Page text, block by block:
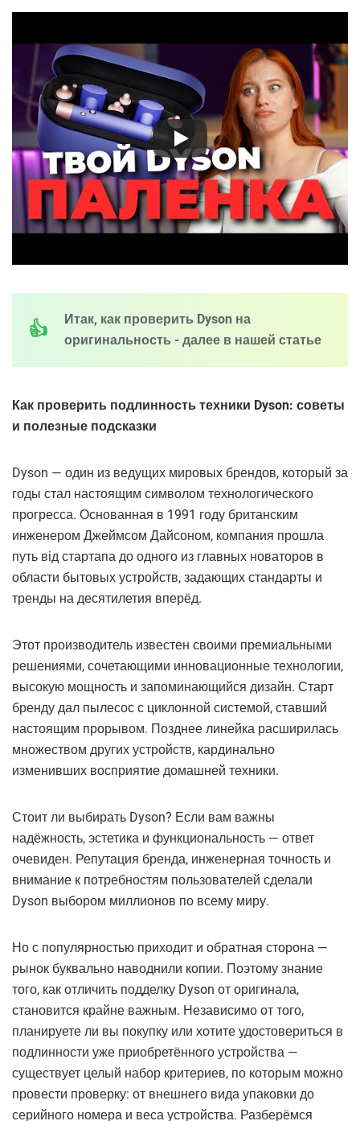
Итак, как проверить Dyson на
оригинальность - далее в нашей статье
Как проверить подлинность техники Dyson: советы
и полезные подсказки
Dyson — один из ведущих мировых брендов, который за
годы стал настоящим символом технологического
прогресса. Основанная в 1991 году британским
инженером Джеймсом Дайсоном, компания прошла
путь від стартапа до одного из главных новаторов в
области бытовых устройств, задающих стандарты и
тренды на десятилетия вперёд.
Этот производитель известен своими премиальными
решениями, сочетающими инновационные технологии,
высокую мощность и запоминающийся дизайн. Старт
бренду дал пылесос с циклонной системой, ставший
настоящим прорывом. Позднее линейка расширилась
множеством других устройств, кардинально
изменивших восприятие домашней техники.
Стоит ли выбирать Dyson? Если вам важны
надёжность, эстетика и функциональность — ответ
очевиден. Репутация бренда, инженерная точность и
внимание к потребностям пользователей сделали
Dyson выбором миллионов по всему миру.
Но с популярностью приходит и обратная сторона —
рынок буквально наводнили копии. Поэтому знание
того, как отличить подделку Dyson от оригинала,
становится крайне важным. Независимо от того,
планируете ли вы покупку или хотите удостовериться в
подлинности уже приобретённого устройства —
существует целый набор критериев, по которым можно
провести проверку: от внешнего вида упаковки до
серийного номера и веса устройства. Разберёмся